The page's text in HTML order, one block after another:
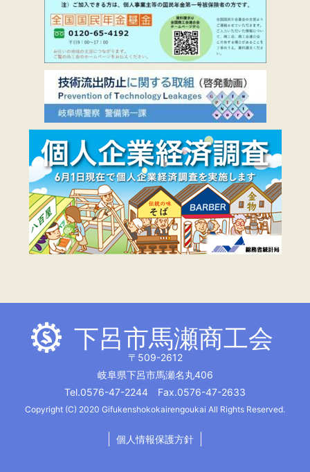
下呂市馬瀬商工会
〒509-2612
岐阜県下呂市馬瀬名丸406
Tel.0576-47-2244 Fax.0576-47-2633
Copyright (C) 2020 Gifukenshokokairengoukai All Rights Reserved.
個人情報保護方針